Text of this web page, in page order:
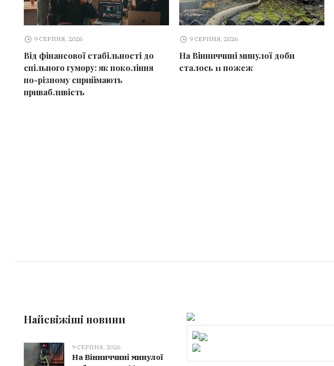
9 СЕРПНЯ, 2026
Від фінансової стабільності до
спільного гумору: як покоління
по-різному сприймають
привабливість
9 СЕРПНЯ, 2026
На Вінниччині минулої доби
сталось 11 пожеж
Найсвіжіші новини
9 СЕРПНЯ, 2026
На Вінниччині минулої